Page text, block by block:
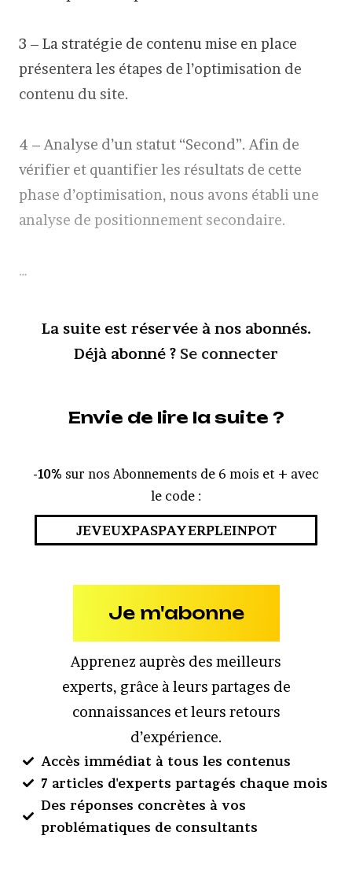
3 – La stratégie de contenu mise en place
présentera les étapes de l’optimisation de
contenu du site.
4 – Analyse d’un statut “Second”. Afin de
vérifier et quantifier les résultats de cette
phase d’optimisation, nous avons établi une
analyse de positionnement secondaire.
…
La suite est réservée à nos abonnés.
Déjà abonné ? Se connecter
Envie de lire la suite ?
-10% sur nos Abonnements de 6 mois et + avec
le code :
JEVEUXPASPAYERPLEINPOT
Je m'abonne
Apprenez auprès des meilleurs
experts, grâce à leurs partages de
connaissances et leurs retours
d’expérience.
Accès immédiat à tous les contenus
7 articles d'experts partagés chaque mois
Des réponses concrètes à vos
problématiques de consultants